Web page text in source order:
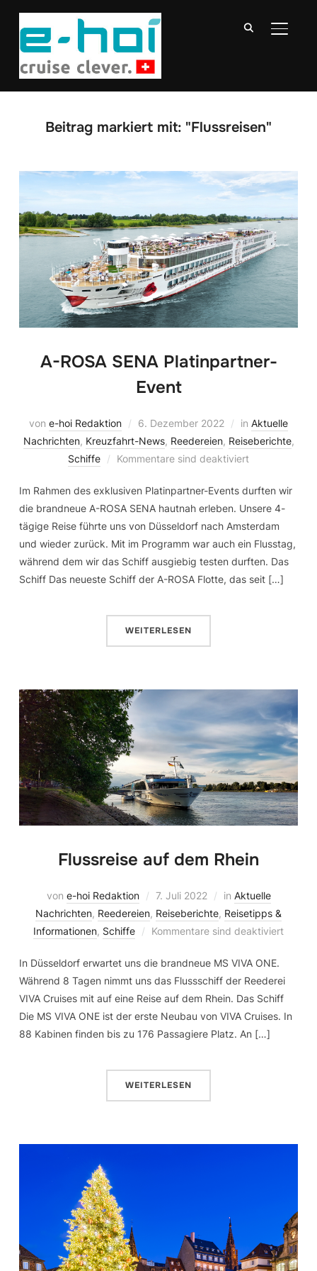
Beitrag markiert mit: "Flussreisen"
A-ROSA SENA Platinpartner-
Event
von e-hoi Redaktion 6. Dezember 2022 in Aktuelle
Nachrichten, Kreuzfahrt-News, Reedereien, Reiseberichte,
Schiffe
Kommentare sind deaktiviert
Im Rahmen des exklusiven Platinpartner-Events durften wir
die brandneue A-ROSA SENA hautnah erleben. Unsere 4-
tägige Reise führte uns von Düsseldorf nach Amsterdam
und wieder zurück. Mit im Programm war auch ein Flusstag,
während dem wir das Schiff ausgiebig testen durften. Das
Schiff Das neueste Schiff der A-ROSA Flotte, das seit […]
WEITERLESEN
Flussreise auf dem Rhein
von e-hoi Redaktion 7. Juli 2022 in Aktuelle
Nachrichten, Reedereien, Reiseberichte, Reisetipps &
Informationen, Schiffe Kommentare sind deaktiviert
In Düsseldorf erwartet uns die brandneue MS VIVA ONE.
Während 8 Tagen nimmt uns das Flussschiff der Reederei
VIVA Cruises mit auf eine Reise auf dem Rhein. Das Schiff
Die MS VIVA ONE ist der erste Neubau von VIVA Cruises. In
88 Kabinen finden bis zu 176 Passagiere Platz. An […]
WEITERLESEN